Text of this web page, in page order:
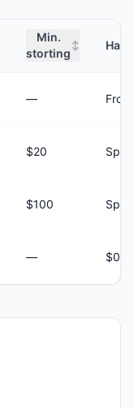
Min.
storting
↕
—
$20
$100
—